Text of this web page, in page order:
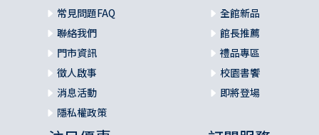
常見問題FAQ
聯絡我們
門市資訊
徵人啟事
消息活動
隱私權政策
全館新品
館長推薦
禮品專區
校園書饗
即將登場